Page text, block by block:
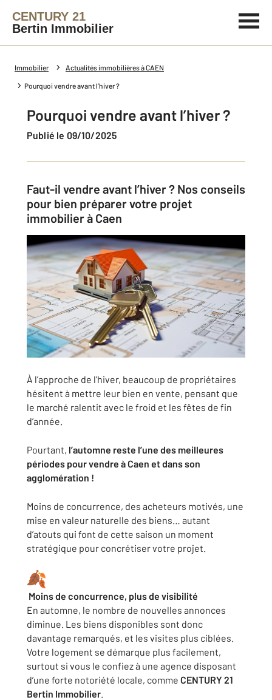
CENTURY 21
Bertin Immobilier
Immobilier Actualités immobilières à CAEN
Pourquoi vendre avant l’hiver ?
Pourquoi vendre avant l’hiver ?
Publié le 09/10/2025
Faut-il vendre avant l’hiver ? Nos conseils
pour bien préparer votre projet
immobilier à Caen
À l’approche de l’hiver, beaucoup de propriétaires
hésitent à mettre leur bien en vente, pensant que
le marché ralentit avec le froid et les fêtes de fin
d’année.
Pourtant, l’automne reste l’une des meilleures
périodes pour vendre à Caen et dans son
agglomération !
Moins de concurrence, des acheteurs motivés, une
mise en valeur naturelle des biens… autant
d’atouts qui font de cette saison un moment
stratégique pour concrétiser votre projet.
Moins de concurrence, plus de visibilité
En automne, le nombre de nouvelles annonces
diminue. Les biens disponibles sont donc
davantage remarqués, et les visites plus ciblées.
Votre logement se démarque plus facilement,
surtout si vous le confiez à une agence disposant
d’une forte notoriété locale, comme CENTURY 21
Bertin Immobilier